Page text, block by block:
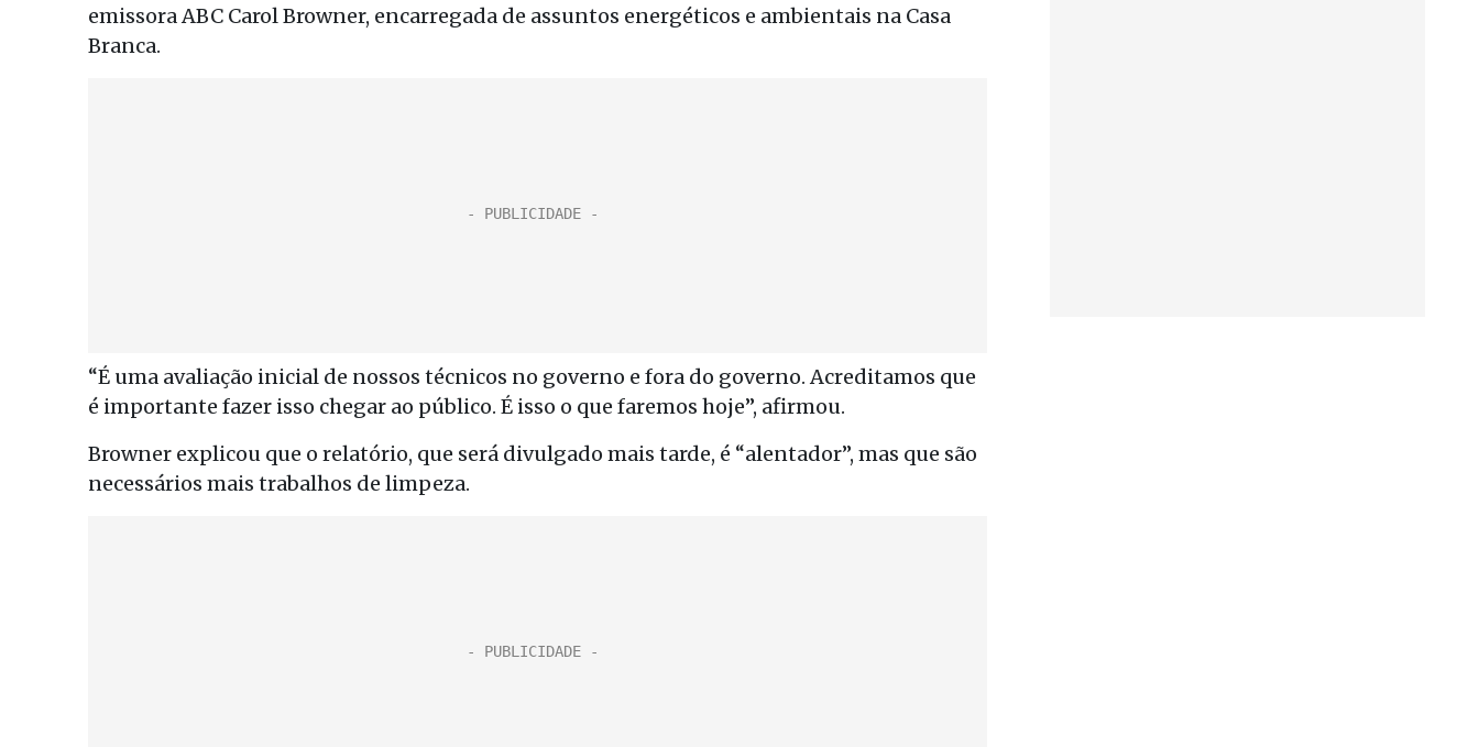
emissora ABC Carol Browner, encarregada de assuntos energéticos e ambientais na Casa
Branca.
“É uma avaliação inicial de nossos técnicos no governo e fora do governo. Acreditamos que
é importante fazer isso chegar ao público. É isso o que faremos hoje”, afirmou.
Browner explicou que o relatório, que será divulgado mais tarde, é “alentador”, mas que são
necessários mais trabalhos de limpeza.